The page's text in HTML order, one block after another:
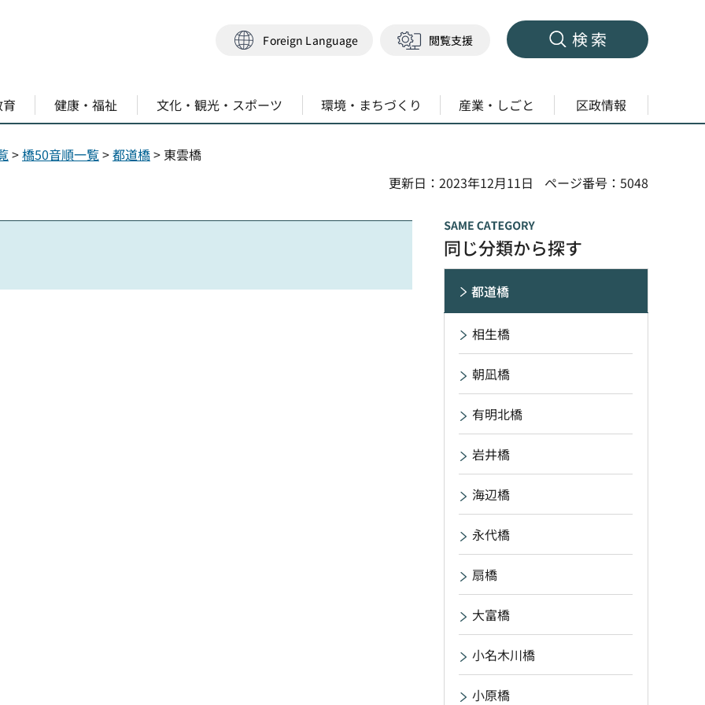
Foreign Language 閲覧支援 検索
健康・福祉 文化・観光・スポーツ 環境・まちづくり 産業・しごと 区政情報
>橋50音順一覧>都道橋> 東雲橋
更新日：2023年12月11日
ページ番号：5048
同じ分類から探す
都道橋
相生橋
朝凪橋
有明北橋
岩井橋
海辺橋
永代橋
扇橋
大富橋
小名木川橋
小原橋